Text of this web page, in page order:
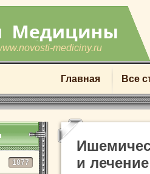
mediciny.ru
Главная Все
1877
и лечение